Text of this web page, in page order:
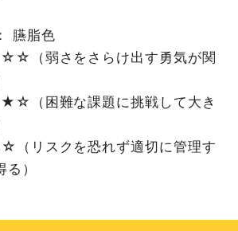
臙脂色
（弱さをさらけ出す勇気が関
（困難な課題に挑戦して大き
リスクを恐れず適切に管理す
）